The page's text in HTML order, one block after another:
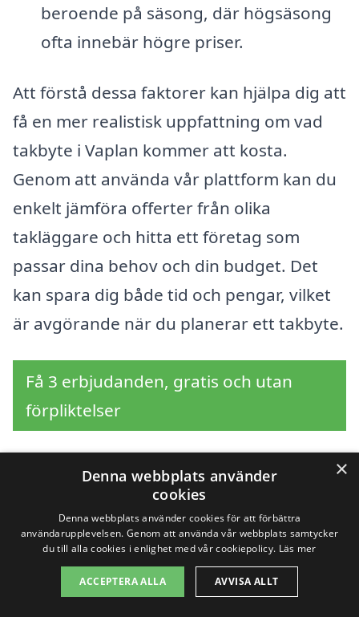
beroende på säsong, där högsäsong
ofta innebär högre priser.
Att förstå dessa faktorer kan hjälpa dig att
få en mer realistisk uppfattning om vad
takbyte i Vaplan kommer att kosta.
Genom att använda vår plattform kan du
enkelt jämföra offerter från olika
takläggare och hitta ett företag som
passar dina behov och din budget. Det
kan spara dig både tid och pengar, vilket
är avgörande när du planerar ett takbyte.
Få 3 erbjudanden, gratis och utan
förpliktelser
Sök efter en
professionell för
takbyte i andra städer
×
Denna webbplats använder
cookies
Denna webbplats använder cookies för att förbättra
användarupplevelsen. Genom att använda vår webbplats samtycker
du till alla cookies i enlighet med vår cookiepolicy. Läs mer
ACCEPTERA ALLA AVVISA ALLT